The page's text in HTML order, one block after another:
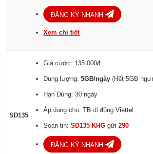
ĐĂNG KÝ NHANH
Xem chi tiết
SD135
Giá cước: 135.000đ
Dung lượng:5GB/ngày (Hết 5GB
Hạn Dùng: 30 ngày
Áp dụng cho: TB di động Viettel
Soạn tin:SD135 KHGgửi290
ĐĂNG KÝ NHANH